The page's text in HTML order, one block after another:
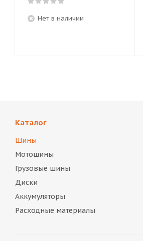
Нет в наличии
Каталог
Шины
Мотошины
Грузовые шины
Диски
Аккумуляторы
Расходные материалы